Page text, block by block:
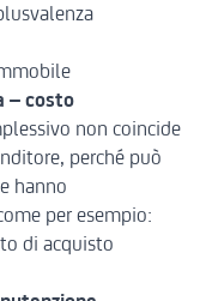
– costo
non coincide
perché può
hanno
per esempio:
di acquisto